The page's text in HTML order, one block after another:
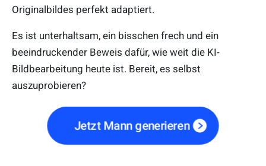
Originalbildes perfekt adaptiert.
Es ist unterhaltsam, ein bisschen frech und ein
beeindruckender Beweis dafür, wie weit die KI-
Bildbearbeitung heute ist. Bereit, es selbst
auszuprobieren?
Jetzt Mann generieren